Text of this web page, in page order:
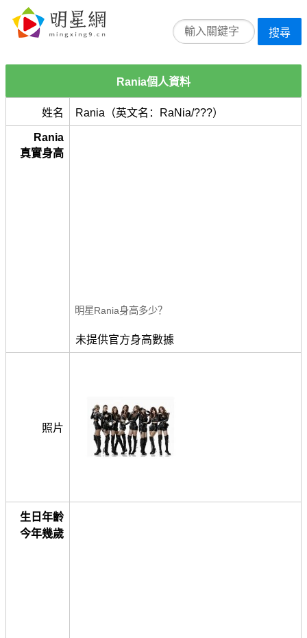
搜尋
Rania個人資料
姓名 Rania（英文名：RaNia/???）
Rania
真實身高
明星Rania身高多少？
未提供官方身高數據
照片
生日年齡
今年幾歲